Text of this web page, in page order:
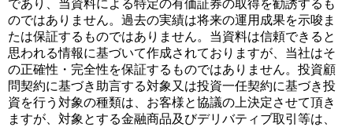
であり、当資料による特定の有価証券の取得を勧誘するも
のではありません。過去の実績は将来の運用成果を示唆ま
たは保証するものではありません。当資料は信頼できると
思われる情報に基づいて作成されておりますが、当社はそ
の正確性・完全性を保証するものではありません。投資顧
問契約に基づき助言する対象又は投資一任契約に基づき投
資を行う対象の種類は、お客様と協議の上決定させて頂き
ますが、対象とする金融商品及びデリバティブ取引等は、